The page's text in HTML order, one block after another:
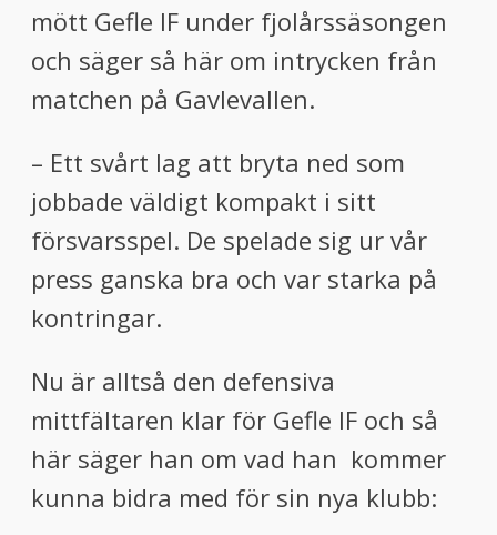
mött Gefle IF under fjolårssäsongen
och säger så här om intrycken från
matchen på Gavlevallen.
– Ett svårt lag att bryta ned som
jobbade väldigt kompakt i sitt
försvarsspel. De spelade sig ur vår
press ganska bra och var starka på
kontringar.
Nu är alltså den defensiva
mittfältaren klar för Gefle IF och så
här säger han om vad han kommer
kunna bidra med för sin nya klubb: